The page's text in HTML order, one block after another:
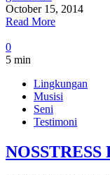
October 15, 2014
Read More
0
5 min
Lingkungan
Musisi
Seni
Testimoni